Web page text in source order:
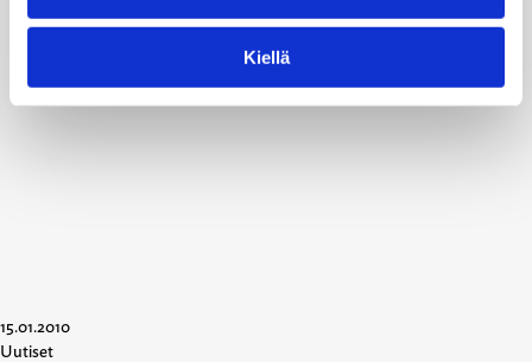
Kiellä
15.01.2010
Uutiset